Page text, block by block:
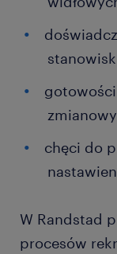
chęci do
W Randstad
procesów